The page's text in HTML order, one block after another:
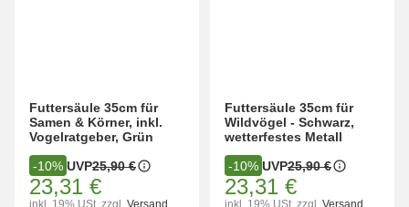
Futtersäule 35cm für
Samen & Körner, inkl.
Vogelratgeber, Grün
-10% UVP25,90 €
23,31 €
inkl. 19% USt. zzgl. Versand
Futtersäule 35cm für
Wildvögel - Schwarz,
wetterfestes Metall
-10% UVP25,90 €
23,31 €
inkl. 19% USt. zzgl. Versand